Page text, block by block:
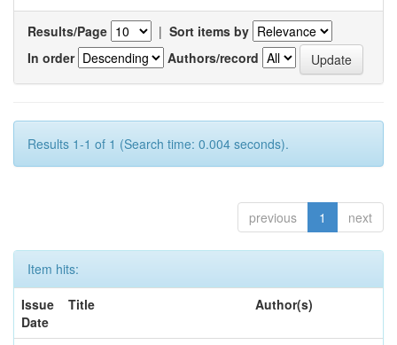
Results/Page | Sort items by
In order
Authors/record
Results 1-1 of 1 (Search time: 0.004 seconds).
previous 1 next
Item hits:
Issue
Date
Title Author(s)